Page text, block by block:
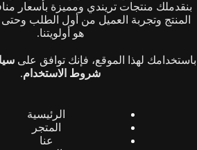
بنقدملك منتجات تريندي ومميزة بأسعار
المنتج وتجربة العميل من أول الطلب
هو أولويتنا.
باستخدامك لهذا الموقع، فإنك توافق على
شروط الاستخدام.
الرئيسية
المتجر
عنا